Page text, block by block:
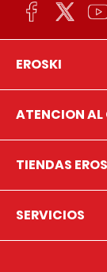
EROSKI
ATENCION AL
TIENDAS
SERVICIOS